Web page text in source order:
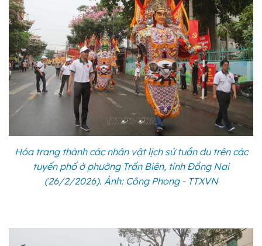
Hóa trang thành các nhân vật lịch sử tuần du trên các
tuyến phố ở phường Trấn Biên, tỉnh Đồng Nai
(26/2/2026). Ảnh: Công Phong - TTXVN